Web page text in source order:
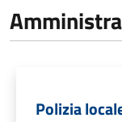
Polizia